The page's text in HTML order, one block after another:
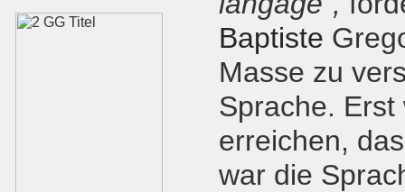
Baptiste
Masse zu
Sprache.
erreichen,
war die